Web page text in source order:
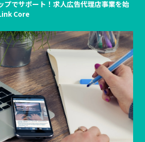
プでサポート！求人広告代理店事業を始
Core